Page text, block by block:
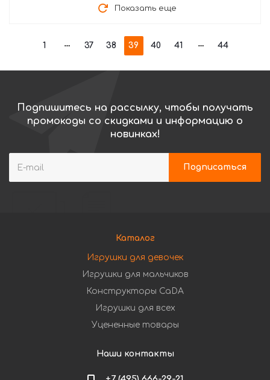
Показать еще
1 37 38 39 40 41 44
Подпишитесь на рассылку, чтобы получать
промокоды со скидками и информацию о
новинках!
Каталог
Игрушки для девочек
Игрушки для мальчиков
Конструкторы CaDA
Игрушки для всех
Уцененные товары
Наши контакты